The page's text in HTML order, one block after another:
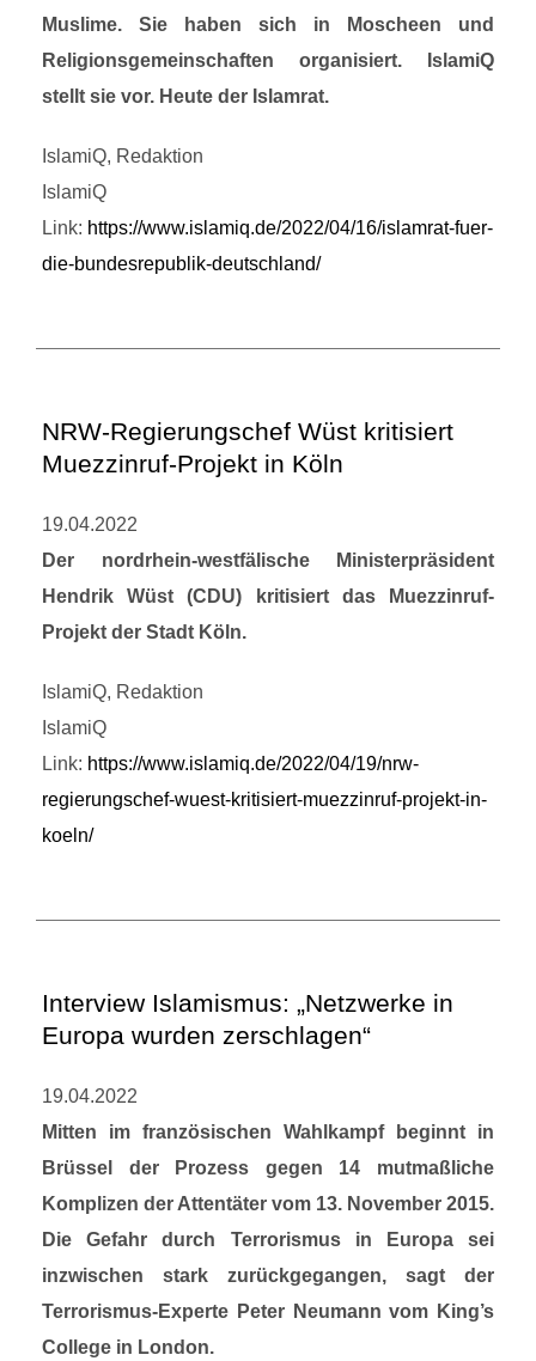
Muslime. Sie haben sich in Moscheen und
Religionsgemeinschaften organisiert. IslamiQ
stellt sie vor. Heute der Islamrat.
IslamiQ, Redaktion
IslamiQ
Link: https://www.islamiq.de/2022/04/16/islamrat-fuer-
die-bundesrepublik-deutschland/
NRW-Regierungschef Wüst kritisiert
Muezzinruf-Projekt in Köln
19.04.2022
Der nordrhein-westfälische Ministerpräsident
Hendrik Wüst (CDU) kritisiert das Muezzinruf-
Projekt der Stadt Köln.
IslamiQ, Redaktion
IslamiQ
Link: https://www.islamiq.de/2022/04/19/nrw-
regierungschef-wuest-kritisiert-muezzinruf-projekt-in-
koeln/
Interview Islamismus: „Netzwerke in
Europa wurden zerschlagen“
19.04.2022
Mitten im französischen Wahlkampf beginnt in
Brüssel der Prozess gegen 14 mutmaßliche
Komplizen der Attentäter vom 13. November 2015.
Die Gefahr durch Terrorismus in Europa sei
inzwischen stark zurückgegangen, sagt der
Terrorismus-Experte Peter Neumann vom King’s
College in London.